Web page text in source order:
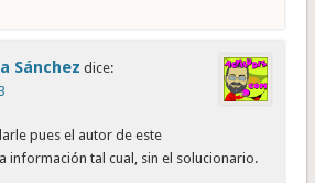
Sánchez dice:
pues el autor de este
información tal cual, sin el solucionario.